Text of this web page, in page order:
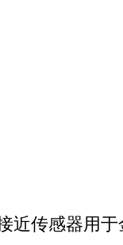
近传感器用